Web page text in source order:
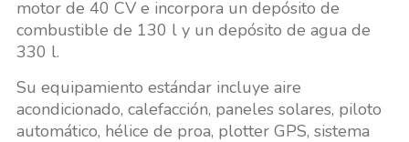
motor de 40 CV e incorpora un depósito de
combustible de 130 l y un depósito de agua de
330 l.
Su equipamiento estándar incluye aire
acondicionado, calefacción, paneles solares, piloto
automático, hélice de proa, plotter GPS, sistema